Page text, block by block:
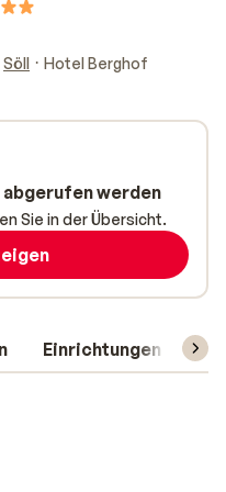
Söll
Hotel Berghof
Einrichtungen
werden
Sie in der Übersicht.